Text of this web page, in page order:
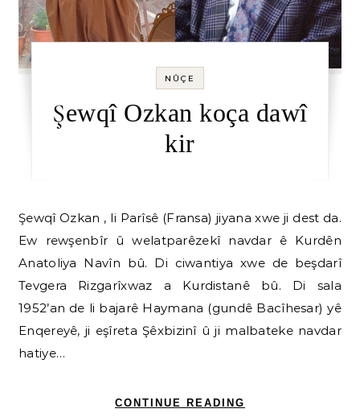
NÛÇE
Şewqî Ozkan koça dawî
kir
Şewqî Ozkan , li Parîsê (Fransa) jiyana xwe ji dest da.
Ew rewşenbîr û welatparêzekî navdar ê Kurdên
Anatoliya Navîn bû. Di ciwantiya xwe de beşdarî
Tevgera Rizgarîxwaz a Kurdistanê bû. Di sala
1952’an de li bajarê Haymana (gundê Bacîhesar) yê
Enqereyê, ji eşîreta Şêxbizinî û ji malbateke navdar
hatiye…
CONTINUE READING